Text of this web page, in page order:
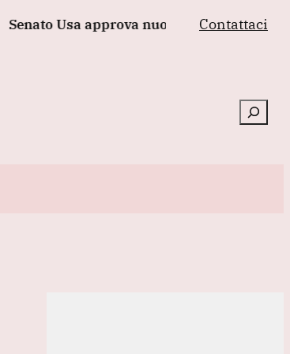
Usa approva nuove sanzioni alla Russia e
Contattaci
Cerca